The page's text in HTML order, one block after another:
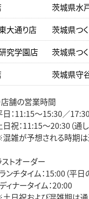
茨城県水
大通り店
茨城県つ
究学園店
茨城県つ
茨城県守
店舗の営業時間
日：11:15～15:30／
日祝：11:15～20:30（通し
雑が予想される時期は
ストオーダー
ランチタイム：15:00（平日
ディナータイム：20:00